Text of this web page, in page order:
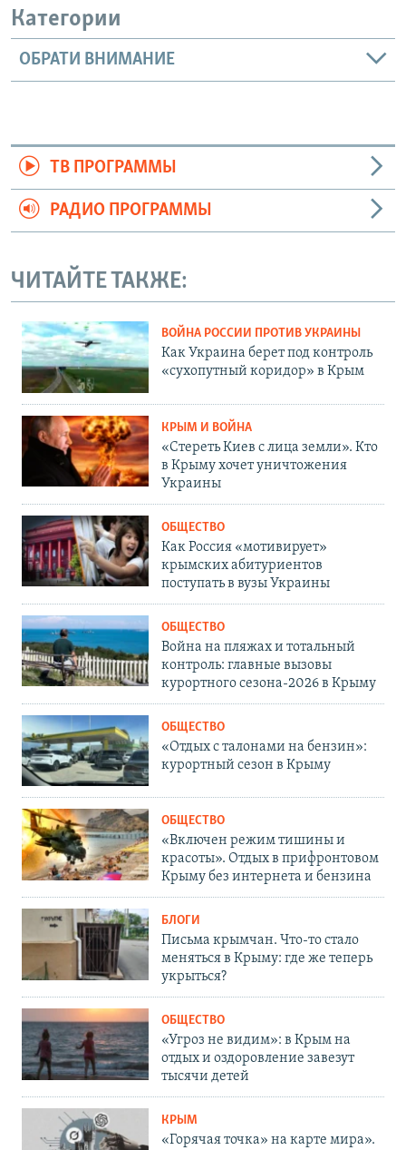
Категории
ОБРАТИ ВНИМАНИЕ
ТВ ПРОГРАММЫ
РАДИО ПРОГРАММЫ
ЧИТАЙТЕ ТАКЖЕ:
ВОЙНА РОССИИ ПРОТИВ УКРАИНЫ
Как Украина берет под контроль
«сухопутный коридор» в Крым
КРЫМ И ВОЙНА
«Стереть Киев с лица земли». Кто
в Крыму хочет уничтожения
Украины
ОБЩЕСТВО
Как Россия «мотивирует»
крымских абитуриентов
поступать в вузы Украины
ОБЩЕСТВО
Война на пляжах и тотальный
контроль: главные вызовы
курортного сезона-2026 в Крыму
ОБЩЕСТВО
«Отдых с талонами на бензин»:
курортный сезон в Крыму
ОБЩЕСТВО
«Включен режим тишины и
красоты». Отдых в прифронтовом
Крыму без интернета и бензина
БЛОГИ
Письма крымчан. Что-то стало
меняться в Крыму: где же теперь
укрыться?
ОБЩЕСТВО
«Угроз не видим»: в Крым на
отдых и оздоровление завезут
тысячи детей
КРЫМ
«Горячая точка» на карте мира».